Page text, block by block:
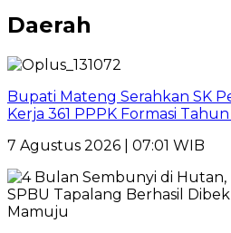
Daerah
Bupati Mateng Serahkan SK
Kerja 361 PPPK Formasi
7 Agustus 2026 | 07:01 WIB